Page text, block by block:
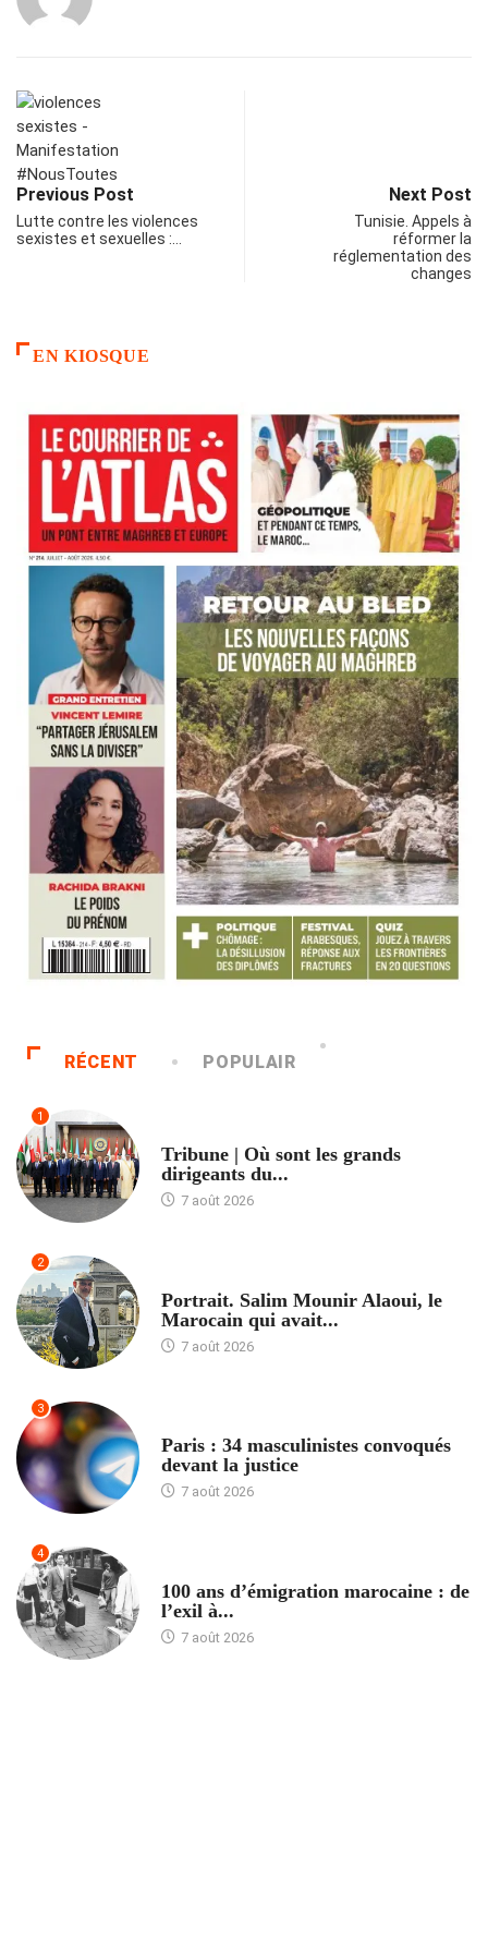
Previous Post
Lutte contre les violences
sexistes et sexuelles :…
Next Post
Tunisie. Appels à
réformer la
réglementation des
changes
EN KIOSQUE
RÉCENT POPULAIR
1
Tribune | Où sont les grands
dirigeants du...
7 août 2026
2
Portrait. Salim Mounir Alaoui, le
Marocain qui avait...
7 août 2026
3
Paris : 34 masculinistes convoqués
devant la justice
7 août 2026
4
100 ans d’émigration marocaine : de
l’exil à...
7 août 2026